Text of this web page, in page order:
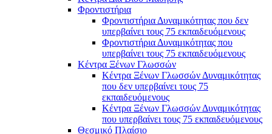
Φροντιστήρια
Φροντιστήρια Δυναμικότητας που δεν
υπερβαίνει τους 75 εκπαιδευόμενους
Φροντιστήρια Δυναμικότητας που
υπερβαίνει τους 75 εκπαιδευόμενους
Κέντρα Ξένων Γλωσσών
Kέντρα Ξένων Γλωσσών Δυναμικότητας
που δεν υπερβαίνει τους 75
εκπαιδευόμενους
Kέντρα Ξένων Γλωσσών Δυναμικότητας
που υπερβαίνει τους 75 εκπαιδευόμενους
Θεσμικό Πλαίσιο